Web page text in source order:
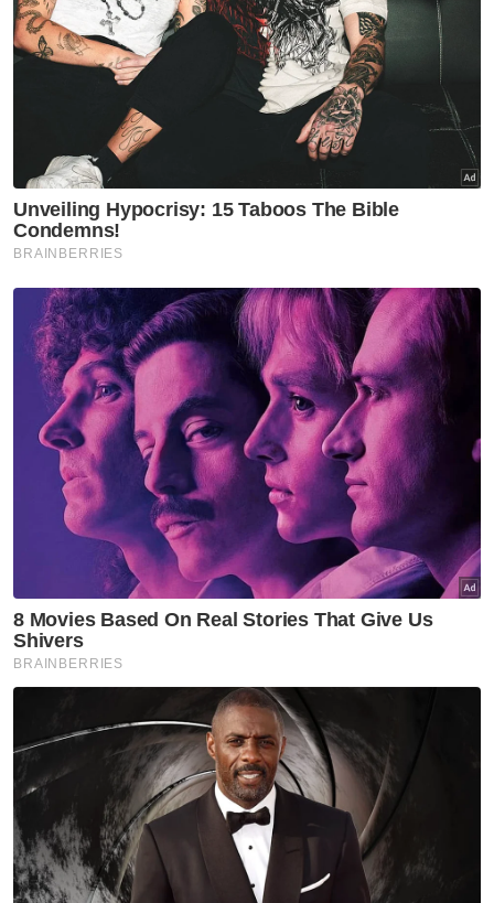
Artikel Berkaitan:
LIMA'25: TLDM siasat insiden bot hilang kawalan
semasa raptai demontrasi
Lelaki maut motosikal hilang kawalan, jatuh tengah
Maritim Malaysia tahan bot penumpang, langgar
syarat lesen
Muat turun aplikasi Sinar Harian.Klik di sini!
Keselamatan
Pengangkutan
LIMA25
Artikel Disyorkan
Semasa